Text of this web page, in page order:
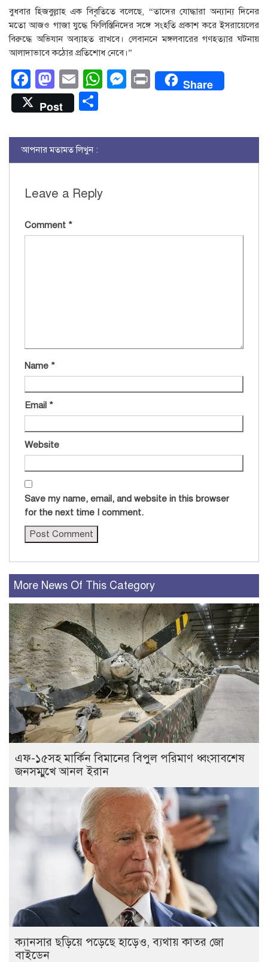
বুধবার হিজবুল্লাহ এক বিবৃতিতে বলেছে, “তাদের যোদ্ধারা অন্যান্য দিনের
মতো আজও গাজা যুদ্ধে ফিলিস্তিনিদের সঙ্গে সংহতি প্রকাশ করে ইসরায়েলের
বিরুদ্ধে অভিযান অব্যাহত রাখবে। লেবাননে মঙ্গলবারের গণহত্যার ঘটনায়
আলাদাভাবে কঠোর প্রতিশোধ নেবে।”
Facebook
Mastodon
EmailWhatsApp
Messenger
PrintShare
Post
আপনার মতামত লিখুন :
Leave a Reply
Comment *
Name *
Email *
Website
Save my name, email, and website in this browser
for the next time I comment.
More News Of This Category
এফ-১৫সহ মার্কিন বিমানের বিপুল পরিমাণ ধ্বংসাবশেষ
জনসম্মুখে আনল ইরান
ক্যানসার ছড়িয়ে পড়েছে হাড়েও, ব্যথায় কাতর জো
বাইডেন